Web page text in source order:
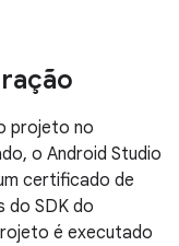
projeto no
o Android Studio
certificado de
do SDK do
é executado